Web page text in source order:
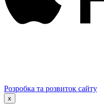
Розробка та розвиток сайту
x